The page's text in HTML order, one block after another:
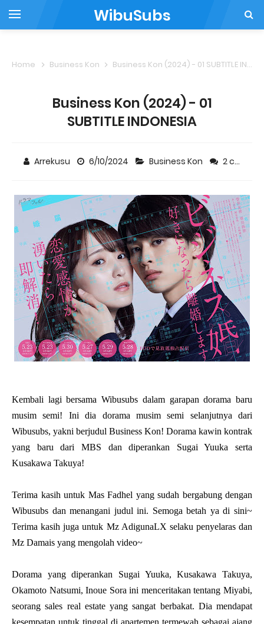
WibuSubs
Home Business Kon Business Kon (2024) - 01 SUBTITLE INDONESIA
Business Kon (2024) - 01
SUBTITLE INDONESIA
Arrekusu 6/10/2024 Business Kon 2 comments
Kembali lagi bersama Wibusubs dalam garapan dorama baru
musim semi! Ini dia dorama musim semi selanjutnya dari
Wibusubs, yakni berjudul Business Kon! Dorama kawin kontrak
yang baru dari MBS dan diperankan Sugai Yuuka serta
Kusakawa Takuya!
Terima kasih untuk Mas Fadhel yang sudah bergabung dengan
Wibusubs dan menangani judul ini. Semoga betah ya di sini~
Terima kasih juga untuk Mz AdigunaLX selaku penyelaras dan
Mz Damais yang mengolah video~
Dorama yang diperankan Sugai Yuuka, Kusakawa Takuya,
Okamoto Natsumi, Inoue Sora ini menceritakan tentang Miyabi,
seorang sales real estate yang sangat berbakat. Dia mendapat
kesempatan untuk tinggal di apartemen termewah sebagai ajang